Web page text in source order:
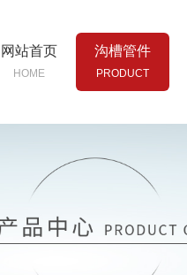
网站首页
HOME
沟槽管件
PRODUCT